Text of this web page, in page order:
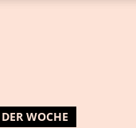
WOCHE